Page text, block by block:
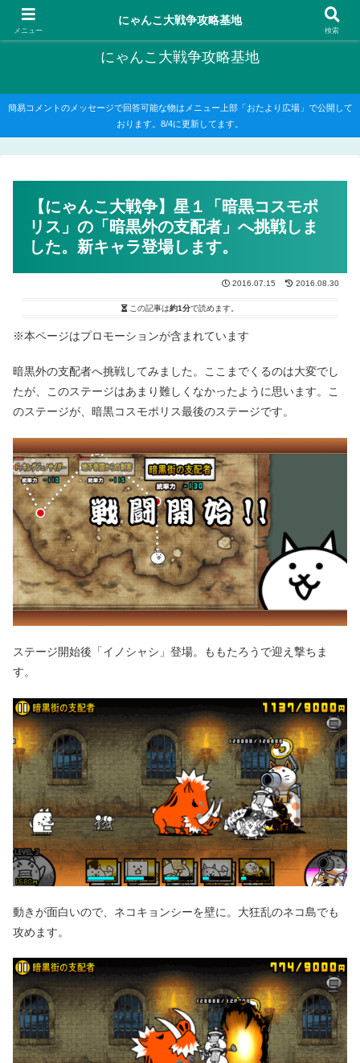
にゃんこ大戦争の攻略がメインですが、他のゲームの記事もたまに書いてます
にゃんこ大戦争攻略基地
簡易コメントのメッセージで回答可能な物はメニュー上部「おたより広場」で公開して
おります。8/4に更新してます。
【にゃんこ大戦争】星１「暗黒コスモポ
リス」の「暗黒外の支配者」へ挑戦しま
した。新キャラ登場します。
2016.07.15 2016.08.30
この記事は約1分で読めます。
※本ページはプロモーションが含まれています
暗黒外の支配者へ挑戦してみました。ここまでくるのは大変でし
たが、このステージはあまり難しくなかったように思います。こ
のステージが、暗黒コスモポリス最後のステージです。
ステージ開始後「イノシャシ」登場。ももたろうで迎え撃ちま
す。
動きが面白いので、ネコキョンシーを壁に。大狂乱のネコ島でも
攻めます。
メニュー
にゃんこ大戦争攻略基地
検索